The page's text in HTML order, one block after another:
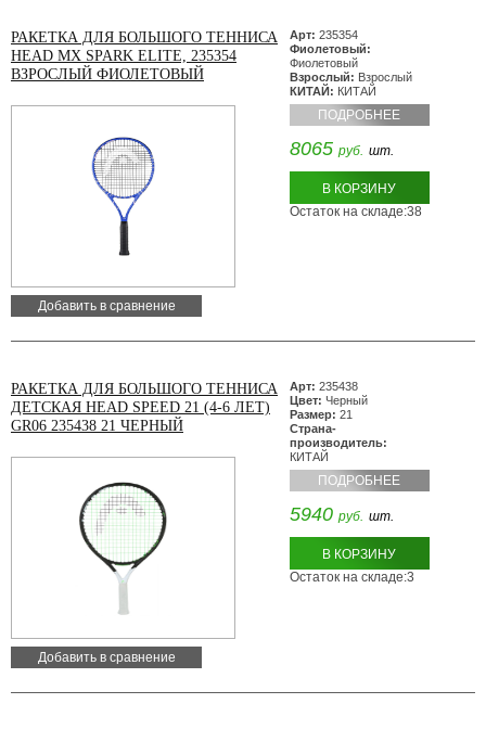
РАКЕТКА ДЛЯ БОЛЬШОГО ТЕННИСА
HEAD MX SPARK ELITE, 235354
ВЗРОСЛЫЙ ФИОЛЕТОВЫЙ
Добавить в сравнение
Арт: 235354
Фиолетовый:
Фиолетовый
Взрослый: Взрослый
КИТАЙ: КИТАЙ
ПОДРОБНЕЕ
8065 руб. шт.
В КОРЗИНУ
Остаток на складе:38
РАКЕТКА ДЛЯ БОЛЬШОГО ТЕННИСА
ДЕТСКАЯ HEAD SPEED 21 (4-6 ЛЕТ)
GR06 235438 21 ЧЕРНЫЙ
Добавить в сравнение
Арт: 235438
Цвет: Черный
Размер: 21
Страна-
производитель:
КИТАЙ
ПОДРОБНЕЕ
5940 руб. шт.
В КОРЗИНУ
Остаток на складе:3